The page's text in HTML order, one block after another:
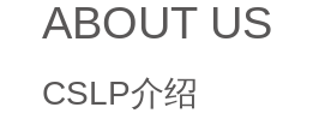
ABOUT US
CSLP介绍